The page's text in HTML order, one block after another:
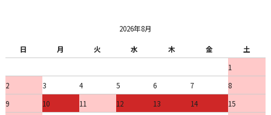
2026年8月
日
月 火 水 木 金
土
1
2
3 4 5 6 7
8
9
10 11 12 13 14
15